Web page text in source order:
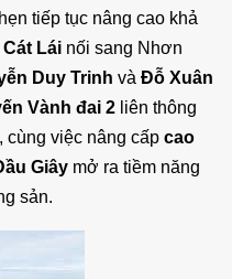
tiếp tục nâng cao khả
Lái nối sang Nhơn
Duy Trinh và Đỗ Xuân
Vành đai 2 liên thông
cùng việc nâng cấp cao
Giây mở ra tiềm năng
sản.